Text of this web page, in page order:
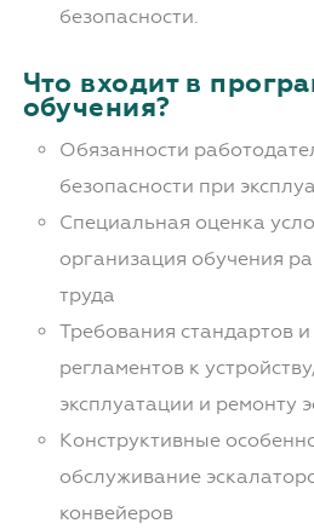
безопасности.
Что входит в
обучения?
Обязанности
безопасности при
Специальная оценка
организация обучения
труда
Требования стандартов и
регламентов к
эксплуатации и ремонту
Конструктивные
обслуживание
конвейеров